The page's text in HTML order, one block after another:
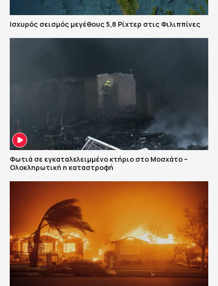
Ισχυρός σεισμός μεγέθους 5,8 Ρίχτερ στις Φιλιππίνες
Φωτιά σε εγκαταλελειμμένο κτήριο στο Μοσχάτο –
Ολοκληρωτική η καταστροφή